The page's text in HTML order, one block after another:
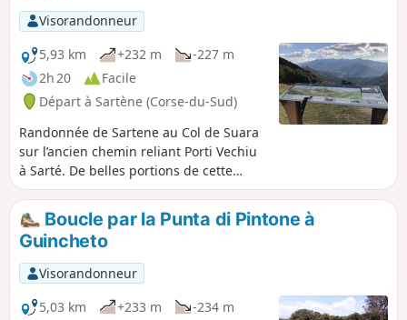
Visorandonneur
5,93 km
+232 m
-227 m
2h 20
Facile
Départ à Sartène (Corse-du-Sud)
Randonnée de Sartene au Col de Suara
sur l’ancien chemin reliant Porti Vechiu
à Sarté. De belles portions de cette
antique voie sont encore visibles sur le
parcours. Retour par la petite D50.
Boucle par la Punta di Pintone à
Guincheto
Visorandonneur
5,03 km
+233 m
-234 m